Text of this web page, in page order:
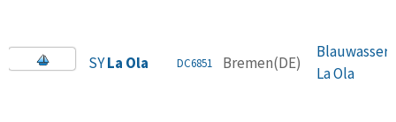
SYLa Ola DC6851 Bremen(DE)
La Ola